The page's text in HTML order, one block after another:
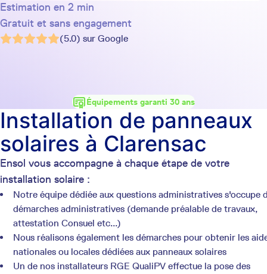
Estimation en 2 min
Gratuit et sans engagement
(5.0) sur Google
Équipements garanti 30 ans
Ensol vous accompagne à chaque étape de votre
installation solaire :
Notre équipe dédiée aux questions administratives s'occupe
démarches administratives (demande préalable de travaux,
attestation Consuel etc...)
Nous réalisons également les démarches pour obtenir les
nationales ou locales dédiées aux panneaux solaires
Un de nos installateurs RGE QualiPV effectue la pose des
Installation de panneaux
solaires à Clarensac